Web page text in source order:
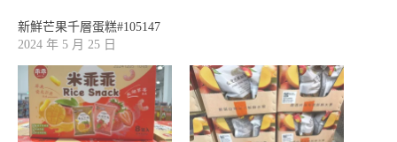
新鮮芒果千層蛋糕#105147
2024 年 5 月 25 日